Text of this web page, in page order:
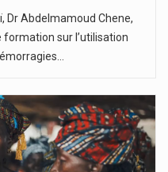
Dr Abdelmamoud Chene,
sur l’utilisation